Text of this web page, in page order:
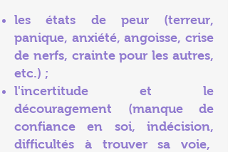
les états de peur (terreur,
panique, anxiété, angoisse, crise
de nerfs, crainte pour les autres,
etc.) ;
l'incertitude et le
découragement (manque de
confiance en soi, indécision,
difficultés à trouver sa voie,